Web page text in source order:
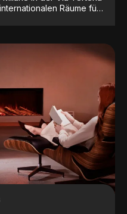
Räume für